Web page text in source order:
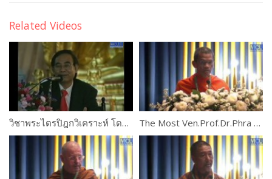
Related Videos
วิชาพระไตรปิฎกวิเคราะห์ โดยอาจารย์เสฐียรพงษ์ วรรณปก ตอนที่ 1 The Most Ven.Prof.Dr.Phra Rajapariyatkavi